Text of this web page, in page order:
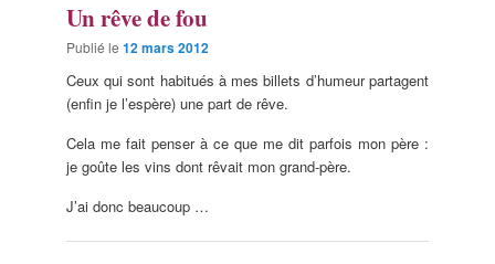
Un rêve de fou
Publié le 12 mars 2012
Ceux qui sont habitués à mes billets d’humeur partagent
(enfin je l’espère) une part de rêve.
Cela me fait penser à ce que me dit parfois mon père :
je goûte les vins dont rêvait mon grand-père.
J’ai donc beaucoup …